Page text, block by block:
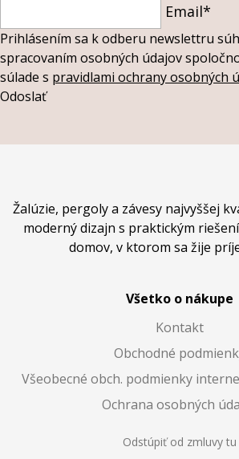
Email*
Prihlásením sa k odberu newslettru
spracovaním osobných údajov
súlade s pravidlami ochrany osobných
Odoslať
Žalúzie, pergoly a závesy najvyššej
moderný dizajn s praktickým
domov, v ktorom sa žije
Všetko o nákupe
Kontakt
Obchodné
Všeobecné obch. podmienky
Ochrana osobných
Odstúpiť od zmluvy tu